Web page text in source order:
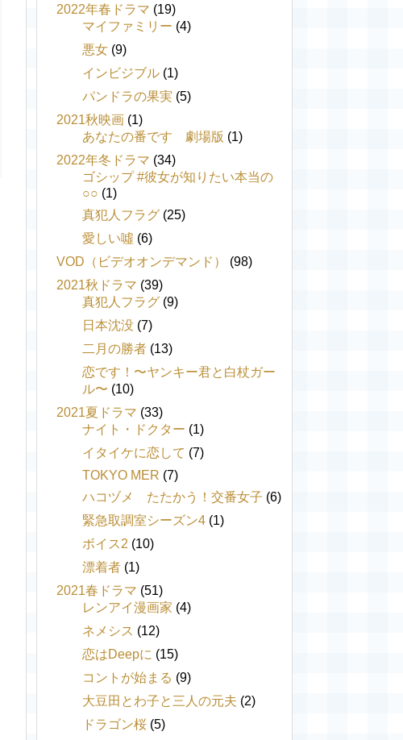
2022年春ドラマ (19)
マイファミリー (4)
悪女 (9)
インビジブル (1)
パンドラの果実 (5)
2021秋映画 (1)
あなたの番です 劇場版 (1)
2022年冬ドラマ (34)
ゴシップ #彼女が知りたい本当の
○○ (1)
真犯人フラグ (25)
愛しい噓 (6)
VOD（ビデオオンデマンド）
(98)
2021秋ドラマ (39)
真犯人フラグ (9)
日本沈没 (7)
二月の勝者 (13)
恋です！〜ヤンキー君と白杖ガー
ル〜 (10)
2021夏ドラマ (33)
ナイト・ドクター (1)
イタイケに恋して (7)
TOKYO MER (7)
ハコヅメ たたかう！交番女子 (6)
緊急取調室シーズン4 (1)
ボイス2 (10)
漂着者 (1)
2021春ドラマ (51)
レンアイ漫画家 (4)
ネメシス (12)
恋はDeepに (15)
コントが始まる (9)
大豆田とわ子と三人の元夫 (2)
ドラゴン桜 (5)